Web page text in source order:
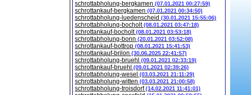
schrottabholung-bergkamen (07.01.2021 00:27:59)
schrottankauf-bergkamen (07.01.2021 00:34:50)
schrottabholung-luedenscheid (30.01.2021 15:55:06)
schrottabholung-bocholt(08.01.2021 03:47:18)
schrottankauf-bocholt(08.01.2021 03:53:18)
schrottabholung-bonn (20.01.2021 03:52:08)
schrottankauf-bottrop (08.01.2021 15:41:53)
schrottankauf-brilon (30.06.2025 22:41:57)
schrottabholung-bruehl (09.01.2021 02:33:19)
schrottankauf-bruehl (09.01.2021 02:39:26)
schrottabholung-wesel (03.03.2021 21:11:29)
schrottabholung-witten (03.03.2021 21:00:58)
schrottabholung-troisdorf(14.02.2021 11:41:01)